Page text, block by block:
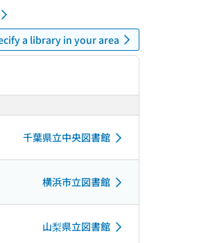
a library in your area
千葉県立中央図書館
横浜市立図書館
山梨県立図書館